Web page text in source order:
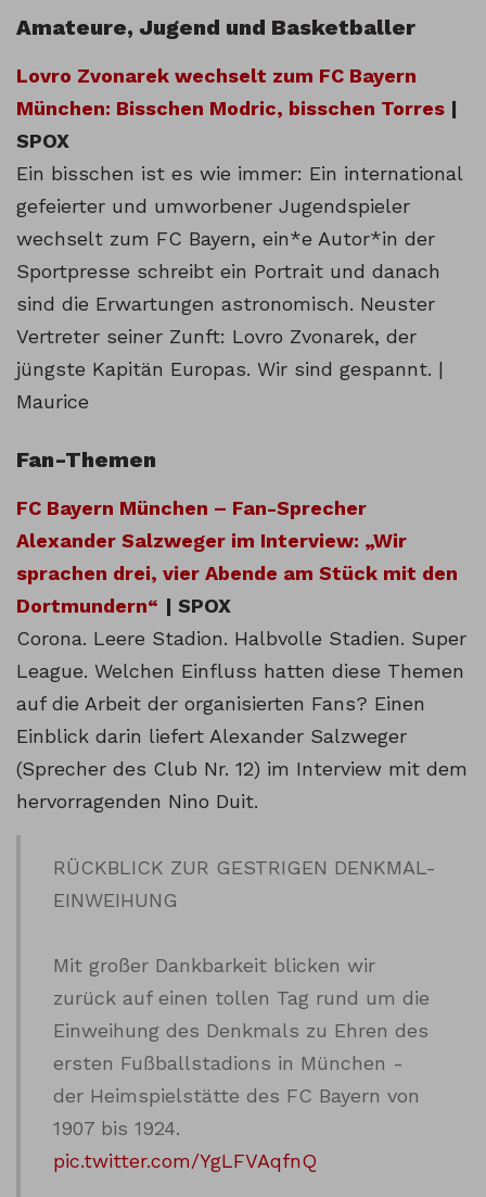
Amateure, Jugend und Basketballer
Lovro Zvonarek wechselt zum FC Bayern
München: Bisschen Modric, bisschen Torres |
SPOX
Ein bisschen ist es wie immer: Ein international
gefeierter und umworbener Jugendspieler
wechselt zum FC Bayern, ein*e Autor*in der
Sportpresse schreibt ein Portrait und danach
sind die Erwartungen astronomisch. Neuster
Vertreter seiner Zunft: Lovro Zvonarek, der
jüngste Kapitän Europas. Wir sind gespannt. |
Maurice
Fan-Themen
FC Bayern München – Fan-Sprecher
Alexander Salzweger im Interview: „Wir
sprachen drei, vier Abende am Stück mit den
Dortmundern“ | SPOX
Corona. Leere Stadion. Halbvolle Stadien. Super
League. Welchen Einfluss hatten diese Themen
auf die Arbeit der organisierten Fans? Einen
Einblick darin liefert Alexander Salzweger
(Sprecher des Club Nr. 12) im Interview mit dem
hervorragenden Nino Duit.
RÜCKBLICK ZUR GESTRIGEN DENKMAL-
EINWEIHUNG
Mit großer Dankbarkeit blicken wir
zurück auf einen tollen Tag rund um die
Einweihung des Denkmals zu Ehren des
ersten Fußballstadions in München -
der Heimspielstätte des FC Bayern von
1907 bis 1924.
pic.twitter.com/YgLFVAqfnQ